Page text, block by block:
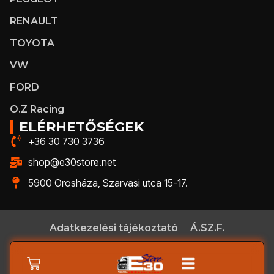
RENAULT
TOYOTA
VW
FORD
O.Z Racing
ELÉRHETŐSÉGEK
+36 30 730 3736
shop@e30store.net
5900 Orosháza, Szarvasi utca 15-17.
Adatkezelési tájékoztató Á.SZ.F.